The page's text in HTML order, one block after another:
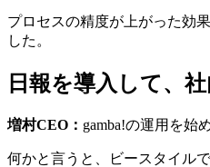
プロセスの精度が上がった効
した。
日報を導入して、
増村CEO： gamba!の運用を始
何かと言うと、ビースタイル